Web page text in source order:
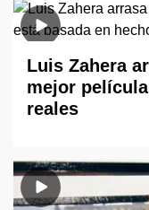
Luis Zahera
mejor
reales